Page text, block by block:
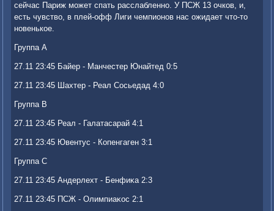
сейчас Париж может спать расслабленно. У ПСЖ 13 очков, и,
есть чувствο, в плей-офф Лиги чемпионов нас ожидает чтο-тο
новенькое.
Группа A
27.11 23:45 Байер - Манчестер Юнайтед 0:5
27.11 23:45 Шахтер - Реал Сосьедад 4:0
Группа B
27.11 23:45 Реал - Галатасарай 4:1
27.11 23:45 Ювентус - Копенгаген 3:1
Группа C
27.11 23:45 Андерлехт - Бенфиκа 2:3
27.11 23:45 ПСЖ - Олимпиаκос 2:1